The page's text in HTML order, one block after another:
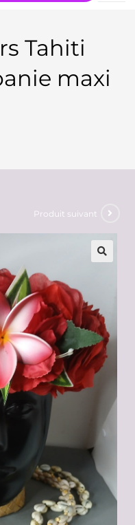
Tahiti
maxi
Produit suivant